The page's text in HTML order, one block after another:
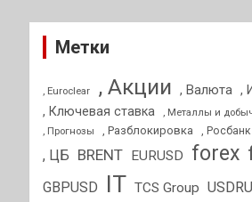
Метки
, Euroclear , Акции , Валюта ,
, Ключевая ставка
, Металлы и
, Прогнозы , Разблокировка , Росбанк
, ЦБ BRENT EURUSD forex
GBPUSD IT TCS Group